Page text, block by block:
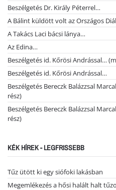
Beszélgetés Dr. Király Péterrel…
A Bálint küldött volt az Országos
A Takács Laci bácsi lánya…
Az Edina…
Beszélgetés id. Kőrösi Andrással…
Beszélgetés id. Kőrösi Andrással…
Beszélgetés Bereczk Balázzsal
rész)
Beszélgetés Bereczk Balázzsal
rész)
KÉK HÍREK - LEGFRISSEBB
Tűz ütött ki egy siófoki lakásban
Megemlékezés a hősi halált halt